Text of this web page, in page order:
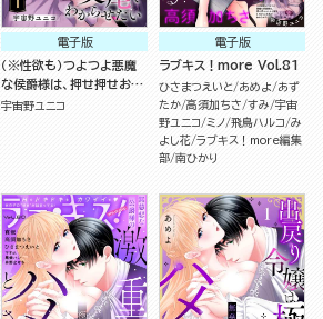
電子版
（※性欲も）つよつよ悪魔
な侯爵様は、押せ押せおし
かけ姫をとろぱちゅ交尾で
宇宙野ユニコ
電子版
ラブキス！more Vol.81
ひさまつえいと あめよ
あず
たか 高須加ちさ すみ 宇宙
野ユニコ ミノ 飛鳥ハルコ み
よし花 ラブキス！more編集
部 南ひかり